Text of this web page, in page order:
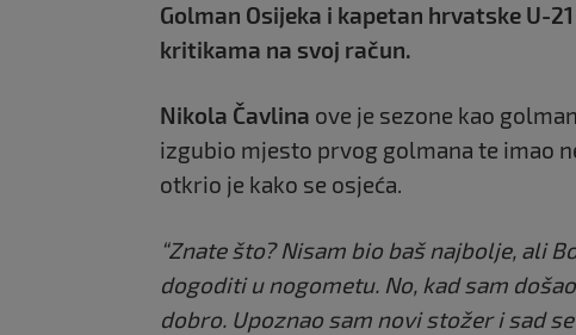
Golman Osijeka i kapetan hrvatske U-
kritikama na svoj račun.
Nikola Čavlina ove je sezone kao golman
izgubio mjesto prvog golmana te imao
otkrio je kako se osjeća.
“Znate što? Nisam bio baš najbolje, ali
dogoditi u nogometu. No, kad sam
dobro. Upoznao sam novi stožer i sad